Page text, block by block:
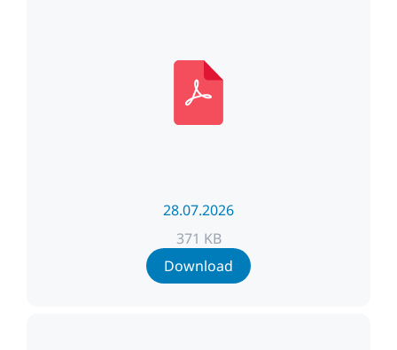
28.07.2026
371 KB
Download